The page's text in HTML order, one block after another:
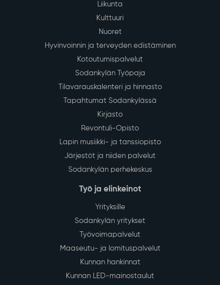
Liikunta
Kulttuuri
Nuoret
Hyvinvoinnin ja terveyden edistäminen
Kotoutumispalvelut
Sodankylän Työpaja
Tilavarauskalenteri ja hinnasto
Tapahtumat Sodankylässä
Kirjasto
Revontuli-Opisto
Lapin musiikki- ja tanssiopisto
Järjestöt ja niiden palvelut
Sodankylän perhekeskus
Työ ja elinkeinot
Yrityksille
Sodankylän yritykset
Työvoimapalvelut
Maaseutu- ja lomituspalvelut
Kunnan hankinnat
Kunnan LED-mainostaulut